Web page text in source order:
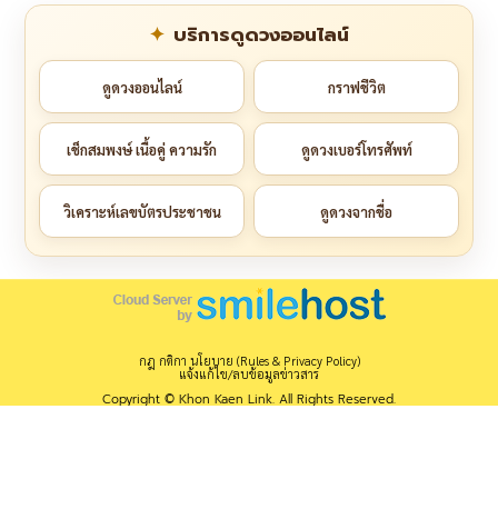
บริการดูดวงออนไลน์
ดูดวงออนไลน์ กราฟชีวิต
เช็กสมพงษ์ เนื้อคู่ ความรัก ดูดวงเบอร์โทรศัพท์
วิเคราะห์เลขบัตรประชาชน ดูดวงจากชื่อ
กฎ กติกา นโยบาย (Rules & Privacy Policy)
แจ้งแก้ไข/ลบข้อมูลข่าวสาร
Copyright © Khon Kaen Link. All Rights Reserved.